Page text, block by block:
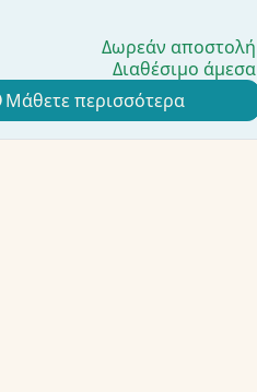
Δωρεάν αποστολή
Διαθέσιμο άμεσα
Μάθετε περισσότερα